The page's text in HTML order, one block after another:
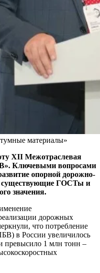
материалы»
XII Межотраслевая
Ключевыми вопросами
опорной дорожно-
существующие ГОСТы и
значения.
дорожных
что потребление
в России увеличилось
превысило 1 млн тонн –